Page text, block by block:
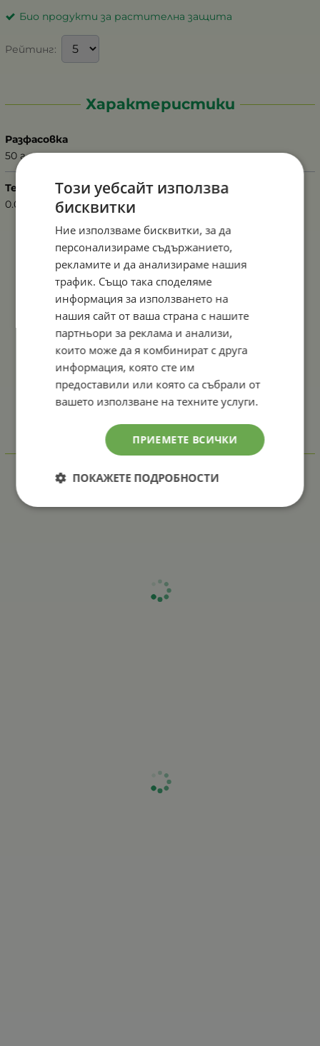
Био продукти за растителна защита
Рейтинг:
Характеристики
Разфасовка
50 г
Тегло (кг.)
0.05
Отзиви към продукт
КОМЕНТИРАЙ
Този уебсайт използва
бисквитки
Ние използваме бисквитки, за да
персонализираме съдържанието,
рекламите и да анализираме нашия
трафик. Също така споделяме
информация за използването на
нашия сайт от ваша страна с нашите
партньори за реклама и анализи,
които може да я комбинират с друга
информация, която сте им
предоставили или която са събрали от
вашето използване на техните услуги.
ПРИЕМЕТЕ ВСИЧКИ
ПОКАЖЕТЕ ПОДРОБНОСТИ